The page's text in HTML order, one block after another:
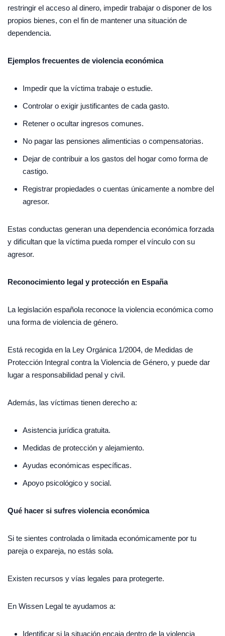
restringir el acceso al dinero, impedir trabajar o disponer de los
propios bienes, con el fin de mantener una situación de
dependencia.
Ejemplos frecuentes de violencia económica
Impedir que la víctima trabaje o estudie.
Controlar o exigir justificantes de cada gasto.
Retener o ocultar ingresos comunes.
No pagar las pensiones alimenticias o compensatorias.
Dejar de contribuir a los gastos del hogar como forma de
castigo.
Registrar propiedades o cuentas únicamente a nombre del
agresor.
Estas conductas generan una dependencia económica forzada
y dificultan que la víctima pueda romper el vínculo con su
agresor.
Reconocimiento legal y protección en España
La legislación española reconoce la violencia económica como
una forma de violencia de género.
Está recogida en la Ley Orgánica 1/2004, de Medidas de
Protección Integral contra la Violencia de Género, y puede dar
lugar a responsabilidad penal y civil.
Además, las víctimas tienen derecho a:
Asistencia jurídica gratuita.
Medidas de protección y alejamiento.
Ayudas económicas específicas.
Apoyo psicológico y social.
Qué hacer si sufres violencia económica
Si te sientes controlada o limitada económicamente por tu
pareja o expareja, no estás sola.
Existen recursos y vías legales para protegerte.
En Wissen Legal te ayudamos a:
Identificar si la situación encaja dentro de la violencia